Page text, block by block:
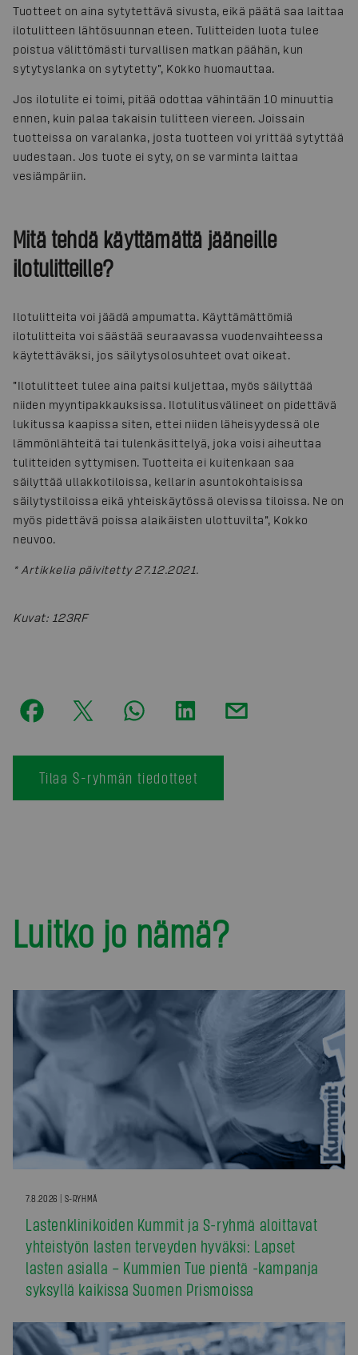
Tuotteet on aina sytytettävä sivusta, eikä päätä saa laittaa
ilotulitteen lähtösuunnan eteen. Tulitteiden luota tulee
poistua välittömästi turvallisen matkan päähän, kun
sytytyslanka on sytytetty”, Kokko huomauttaa.
Jos ilotulite ei toimi, pitää odottaa vähintään 10 minuuttia
ennen, kuin palaa takaisin tulitteen viereen. Joissain
tuotteissa on varalanka, josta tuotteen voi yrittää sytyttää
uudestaan. Jos tuote ei syty, on se varminta laittaa
vesiämpäriin.
Mitä tehdä käyttämättä jääneille
ilotulitteille?
Ilotulitteita voi jäädä ampumatta. Käyttämättömiä
ilotulitteita voi säästää seuraavassa vuodenvaihteessa
käytettäväksi, jos säilytysolosuhteet ovat oikeat.
”Ilotulitteet tulee aina paitsi kuljettaa, myös säilyttää
niiden myyntipakkauksissa. Ilotulitusvälineet on pidettävä
lukitussa kaapissa siten, ettei niiden läheisyydessä ole
lämmönlähteitä tai tulenkäsittelyä, joka voisi aiheuttaa
tulitteiden syttymisen. Tuotteita ei kuitenkaan saa
säilyttää ullakkotiloissa, kellarin asuntokohtaisissa
säilytystiloissa eikä yhteiskäytössä olevissa tiloissa. Ne on
myös pidettävä poissa alaikäisten ulottuvilta”, Kokko
neuvoo.
* Artikkelia päivitetty 27.12.2021.
Kuvat: 123RF
Tilaa S-ryhmän tiedotteet
Luitko jo nämä?
7.8.2026 | S-RYHMÄ
Lastenklinikoiden Kummit ja S-ryhmä aloittavat
yhteistyön lasten terveyden hyväksi: Lapset
lasten asialla – Kummien Tue pientä -kampanja
syksyllä kaikissa Suomen Prismoissa